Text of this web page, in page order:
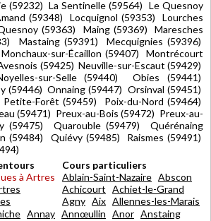
(59232) La Sentinelle (59564) Le Quesnoy
(59348) Locquignol (59353) Lourches
(59363) Maing (59369) Maresches
Mastaing (59391) Mecquignies (59396)
sur-Écaillon (59407) Montrécourt
(59425) Neuville-sur-Escaut (59429)
sur-Selle (59440) Obies (59441)
(59446) Onnaing (59447) Orsinval (59451)
Forêt (59459) Poix-du-Nord (59464)
(59471) Preux-au-Bois (59472) Preux-au-
(59475) Quarouble (59479) Quérénaing
(59484) Quiévy (59485) Raismes (59491)
à Artres
Cours particuliers
Ablain-Saint-Nazaire Abscon
Achicourt Achiet-le-Grand
Agny Aix Allennes-les-Marais
Annay Annœullin Anor Anstaing